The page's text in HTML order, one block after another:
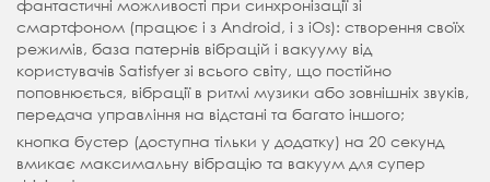
фантастичні можливості при синхронізації зі
смартфоном (працює і з Android, і з iOs): створення своїх
режимів, база патернів вібрацій і вакууму від
користувачів Satisfyer зі всього світу, що постійно
поповнюється, вібрації в ритмі музики або зовнішніх звуків,
передача управління на відстані та багато іншого;
кнопка бустер (доступна тільки у додатку) на 20 секунд
вмикає максимальну вібрацію та вакуум для супер